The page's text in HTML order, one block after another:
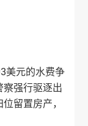
美元的水费争
察强行驱逐出
留置房产，